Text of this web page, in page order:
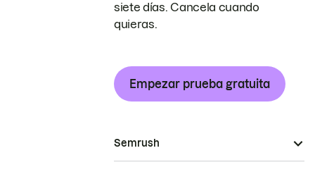
siete días. Cancela cuando
quieras.
Empezar prueba gratuita
Semrush